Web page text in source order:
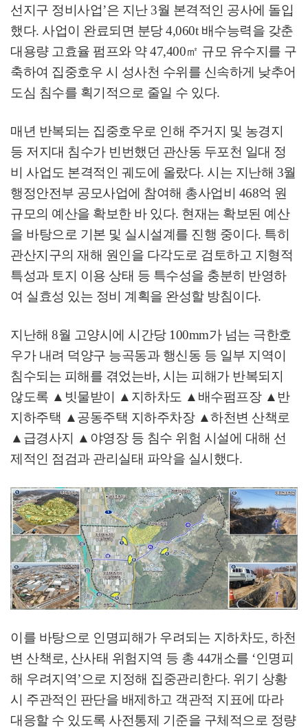
선지구 정비사업’은 지난 3월 본격적인 공사에 돌입
했다. 사업이 완료되면 분당4,060t 배수능력을 갖춘
대용량 고효율 펌프와 약47,400㎡ 규모 유수지를 구
축하여 집중호우 시 성사천 수위를 신속하게 낮추어
도심 침수를 획기적으로 줄일 수 있다.
매년 반복되는 집중호우로 인해 주거지 및 농경지
등 저지대 침수가 빈번했던 관산동 두포천 일대 정
비 사업도 본격적인 궤도에 올랐다. 시는 지난해 3월
행정안전부 공모사업에 참여해 총사업비 468억 원
규모의 예산을 확보한 바 있다. 현재는 확보된 예산
을 바탕으로 기본 및 실시설계를 진행 중이다. 특히
관산지구의 재해 원인을 다각도로 검토하고 지형적
특성과 토지 이용 상태 등 특수성을 충분히 반영하
여 실효성 있는 정비 계획을 완성할 방침이다.
지난해 8월 고양시에 시간당 100mm가 넘는 극한호
우가 내려 덕양구 능곡동과 행신동 등 일부 지역이
침수되는 피해를 겪었는바, 시는 피해가 반복되지
않도록 ▲ 빗물받이 ▲ 지하차도 ▲ 배수펌프장 ▲ 반
지하주택 ▲공동주택 지하주차장 ▲하천변 산책로
▲ 급경사지 ▲ 야영장 등 침수 위험 시설에 대해 선
제적인 점검과 관리실태 파악을 실시했다.
이를 바탕으로 인명피해가 우려되는 지하차도, 하천
변 산책로, 산사태 위험지역 등 총 44개소를 ‘인명피
해 우려지역’으로 지정해 집중관리한다. 위기 상황
시 주관적인 판단을 배제하고 객관적 지표에 따라
대응할 수 있도록 사전통제 기준을 구체적으로 정량